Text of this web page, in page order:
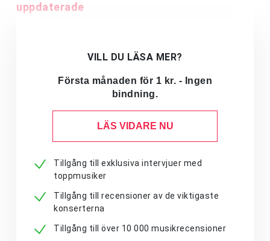
uppdaterade
VILL DU LÄSA MER?
Första månaden för 1 kr. - Ingen
bindning.
LÄS VIDARE NU
Tillgång till exklusiva intervjuer med
toppmusiker
Tillgång till recensioner av de viktigaste
konserterna
Tillgång till över 10 000 musikrecensioner